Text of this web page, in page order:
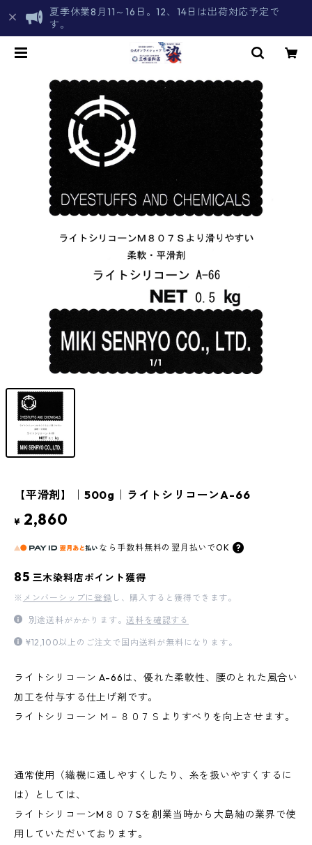
夏季休業8月11～16日。12、14日は出荷対応予定で
す。
1/1
【平滑剤】｜500g｜ライトシリコーンA-66
¥ 2,860
なら 手数料無料の 翌月払いでOK
85 三木染料店ポイント獲得
※ メンバーシップに登録 し、購入すると獲得できます。
別途送料がかかります。送料を確認する
¥12,100以上のご注文で国内送料が無料になります。
ライトシリコーン A-66は、優れた柔軟性、腰のとれた風合い
加工を付与する仕上げ剤です。
ライトシリコーン Ｍ－８０７Ｓよりすべりを向上させます。
通常使用（織機に通しやすくしたり、糸を扱いやすくするに
は）としては、
ライトシリコーンM８０７Sを創業当時から大島紬の業界で使
用していただいております。